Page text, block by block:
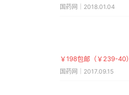
国药网｜2018.01.04
￥198包邮（￥239-40）
国药网｜2017.09.15